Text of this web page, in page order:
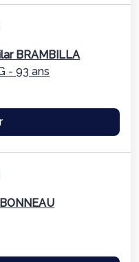
BRAMBILLA
- 93 ans